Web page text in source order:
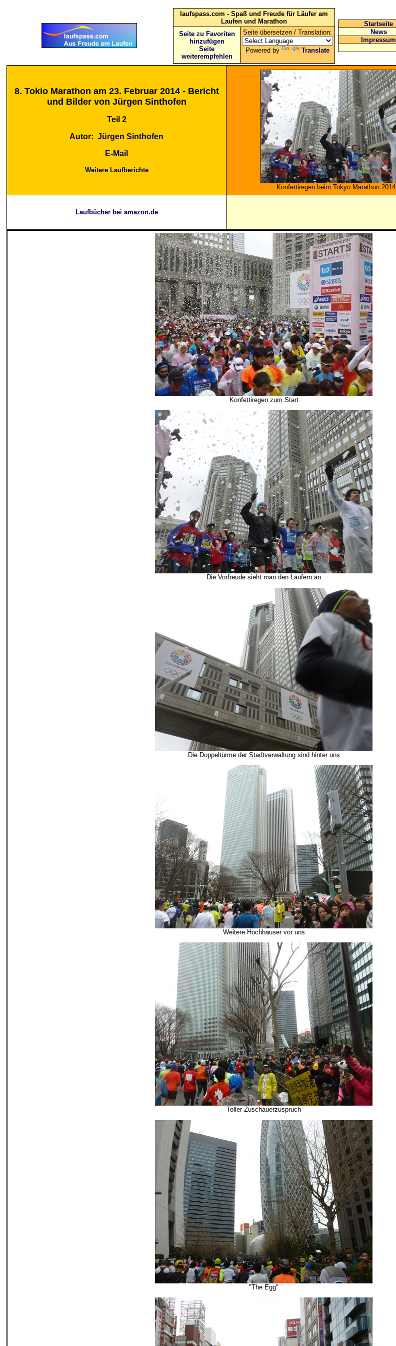
laufspass.com - Spaß und Freude für Läufer am
Laufen und Marathon
Seite zu Favoriten
hinzufügen
Seite
weiterempfehlen
Seite übersetzen / Translation:
Powered by Translate
Startseite
News
Impressum
8. Tokio Marathon am 23. Februar 2014 - Bericht
und Bilder von Jürgen Sinthofen
Teil 2
Autor: Jürgen Sinthofen
E-Mail
Weitere Laufberichte
Konfettiregen beim Tokyo Marathon 2014
Laufbücher bei amazon.de
Konfettiregen zum Start
Die Vorfreude sieht man den Läufern an
Die Doppeltürme der Stadtverwaltung sind hinter uns
Weitere Hochhäuser vor uns
Toller Zuschauerzuspruch
"The Egg"